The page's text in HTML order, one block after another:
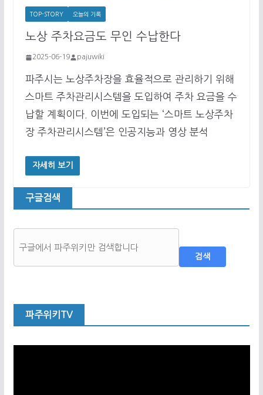
TOP-STORY 오늘의 기록
노상 주차요금도 무인 수납한다
2025-06-19 pajuwiki
파주시는 노상주차장을 효율적으로 관리하기 위해
스마트 주차관리시스템을 도입하여 주차 요금을 수
납할 계획이다. 이번에 도입되는 ‘스마트 노상주차
장 주차관리시스템’은 인공지능과 영상 분석
자세히 보기
구글검색
검색
파주위키TV